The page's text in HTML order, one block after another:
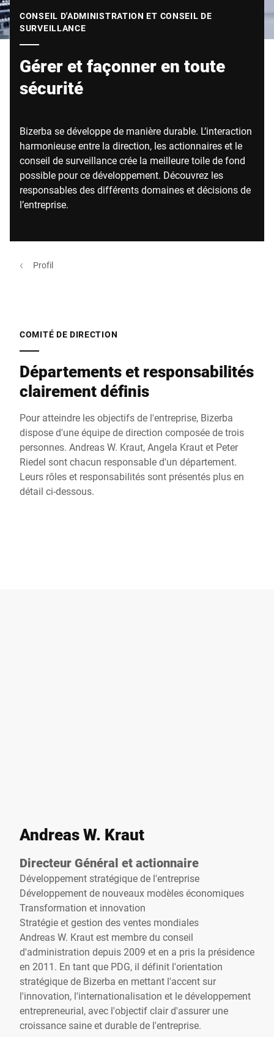
CONSEIL D'ADMINISTRATION ET CONSEIL DE
SURVEILLANCE
Gérer et façonner en toute
sécurité
Bizerba se développe de manière durable. L’interaction
harmonieuse entre la direction, les actionnaires et le
conseil de surveillance crée la meilleure toile de fond
possible pour ce développement. Découvrez les
responsables des différents domaines et décisions de
l’entreprise.
Profil
COMITÉ DE DIRECTION
Départements et responsabilités
clairement définis
Pour atteindre les objectifs de l'entreprise, Bizerba
dispose d'une équipe de direction composée de trois
personnes. Andreas W. Kraut, Angela Kraut et Peter
Riedel sont chacun responsable d'un département.
Leurs rôles et responsabilités sont présentés plus en
détail ci-dessous.
Andreas W. Kraut
Directeur Général et actionnaire
Développement stratégique de l'entreprise
Développement de nouveaux modèles économiques
Transformation et innovation
Stratégie et gestion des ventes mondiales
Andreas W. Kraut est membre du conseil
d'administration depuis 2009 et en a pris la présidence
en 2011. En tant que PDG, il définit l'orientation
stratégique de Bizerba en mettant l'accent sur
l'innovation, l'internationalisation et le développement
entrepreneurial, avec l'objectif clair d'assurer une
croissance saine et durable de l'entreprise.